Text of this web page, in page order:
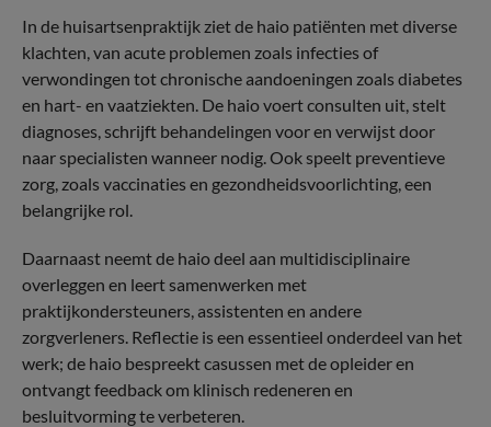
In de huisartsenpraktijk ziet de haio patiënten met diverse
klachten, van acute problemen zoals infecties of
verwondingen tot chronische aandoeningen zoals diabetes
en hart- en vaatziekten. De haio voert consulten uit, stelt
diagnoses, schrijft behandelingen voor en verwijst door
naar specialisten wanneer nodig. Ook speelt preventieve
zorg, zoals vaccinaties en gezondheidsvoorlichting, een
belangrijke rol.
Daarnaast neemt de haio deel aan multidisciplinaire
overleggen en leert samenwerken met
praktijkondersteuners, assistenten en andere
zorgverleners. Reflectie is een essentieel onderdeel van het
werk; de haio bespreekt casussen met de opleider en
ontvangt feedback om klinisch redeneren en
besluitvorming te verbeteren.